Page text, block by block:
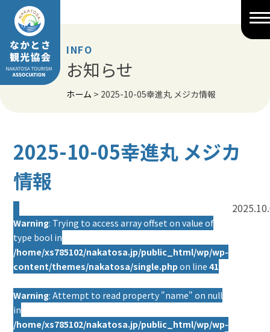
Skip
content
INFO
お知らせ
ホーム > 2025-10-05幸進丸 メジカ情報
2025-10-05幸進丸 メジカ
情報
Warning: Trying to access array offset on value of
type bool in
/home/xs785102/nakatosa.jp/public_html/wp/wp-
content/themes/nakatosa/single.php on line41
Warning: Attempt to read property "name" on null
in
/home/xs785102/nakatosa.jp/public_html/wp/wp-